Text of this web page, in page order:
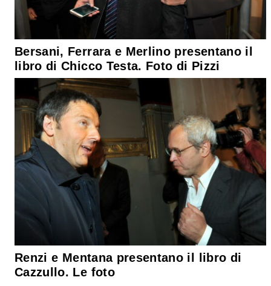
Bersani, Ferrara e Merlino presentano il
libro di Chicco Testa. Foto di Pizzi
Renzi e Mentana presentano il libro di
Cazzullo. Le foto